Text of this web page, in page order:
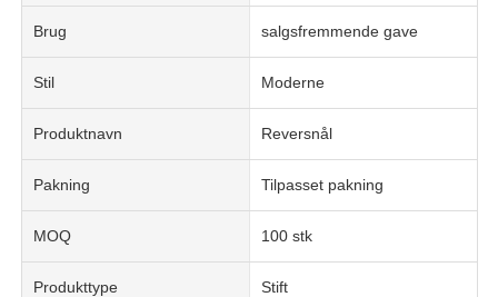
Brug salgsfremmende gave
Stil Moderne
Produktnavn Reversnål
Pakning Tilpasset pakning
MOQ 100 stk
Produkttype Stift